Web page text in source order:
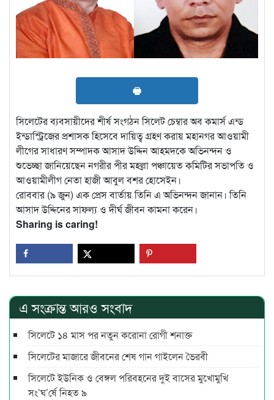
🖶
সিলেটের ব্যবসায়ীদের শীর্ষ সংগঠন সিলেট চেম্বার অব কমার্স এন্ড
ইন্ডাস্ট্রিজের প্রশাসক হিসেবে দায়িত্ব গ্রহণ করায় মহানগর আওয়ামী
লীগের সাধারণ সম্পাদক আসাদ উদ্দিন আহমদকে অভিনন্দন ও
শুভেচ্ছা জানিয়েছেন নগরীর পীর মহল্লা পঞ্চায়েত কমিটির সভাপতি ও
আওয়ামীলীগ নেতা হাজী আবুল বশর হোসেইন।
রোববার (৯ জুন) এক প্রেস বার্তায় তিনি এ অভিনন্দন জানান। তিনি
আসাদ উদ্দিনের সাফল্য ও দীর্ঘ জীবন কামনা করেন।
Sharing is caring!
এ সংক্রান্ত আরও সংবাদ
সিলেটে ১৪ মাস পর নতুন করোনা রোগী শনাক্ত
সিলেটের মাজারে জীবনের শেষ গান গাইলেন ভৈরবী
সিলেটে ইউনিক ও বেঙ্গল পরিবহনের দুই বাসের মুখোমুখি
সং’ঘ’র্ষে নিহত ৯